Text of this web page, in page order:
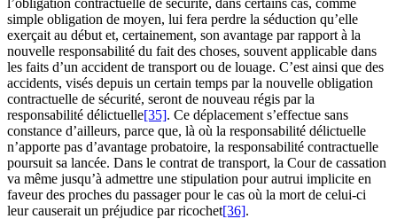
simple obligation de moyen, lui fera perdre la séduction qu’elle
exerçait au début et, certainement, son avantage par rapport à la
nouvelle responsabilité du fait des choses, souvent applicable dans
les faits d’un accident de transport ou de louage. C’est ainsi que des
accidents, visés depuis un certain temps par la nouvelle obligation
contractuelle de sécurité, seront de nouveau régis par la
responsabilité délictuelle[35]. Ce déplacement s’effectue sans
constance d’ailleurs, parce que, là où la responsabilité délictuelle
n’apporte pas d’avantage probatoire, la responsabilité contractuelle
poursuit sa lancée. Dans le contrat de transport, la Cour de cassation
va même jusqu’à admettre une stipulation pour autrui implicite en
faveur des proches du passager pour le cas où la mort de celui-ci
leur causerait un préjudice par ricochet[36].